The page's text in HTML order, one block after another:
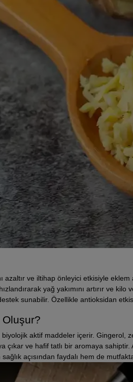
ve iltihap önleyici etkisiyle eklem
yağ yakımını artırır ve
sunabilir. Özellikle antioksidan
aktif maddeler içerir. Gingerol,
çıkar ve hafif tatlı bir aromaya
açısından faydalı hem de